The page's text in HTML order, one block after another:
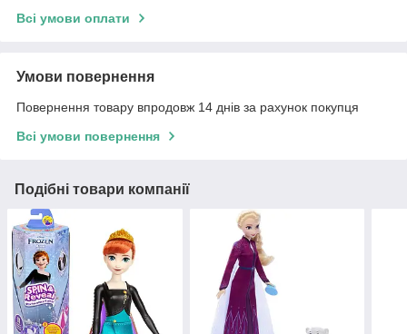
Всі умови оплати
Умови повернення
Повернення товару впродовж 14 днів за рахунок покупця
Всі умови повернення
Подібні товари компанії